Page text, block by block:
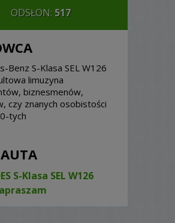
ODSŁON: 517
Benz S-Klasa SEL W126
limuzyna
biznesmenów,
czy znanych osobistości
tych
S-Klasa SEL W126